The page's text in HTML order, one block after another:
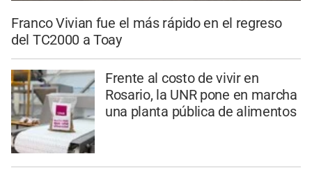
Franco Vivian fue el más rápido en el regreso
del TC2000 a Toay
Frente al costo de vivir en
Rosario, la UNR pone en marcha
una planta pública de alimentos